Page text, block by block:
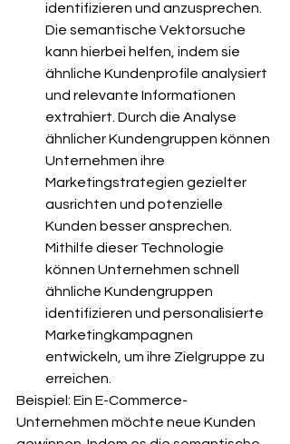
identifizieren und anzusprechen.
Die semantische Vektorsuche
kann hierbei helfen, indem sie
ähnliche Kundenprofile analysiert
und relevante Informationen
extrahiert. Durch die Analyse
ähnlicher Kundengruppen können
Unternehmen ihre
Marketingstrategien gezielter
ausrichten und potenzielle
Kunden besser ansprechen.
Mithilfe dieser Technologie
können Unternehmen schnell
ähnliche Kundengruppen
identifizieren und personalisierte
Marketingkampagnen
entwickeln, um ihre Zielgruppe zu
erreichen.
Beispiel: Ein E-Commerce-
Unternehmen möchte neue Kunden